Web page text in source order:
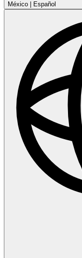
México Español